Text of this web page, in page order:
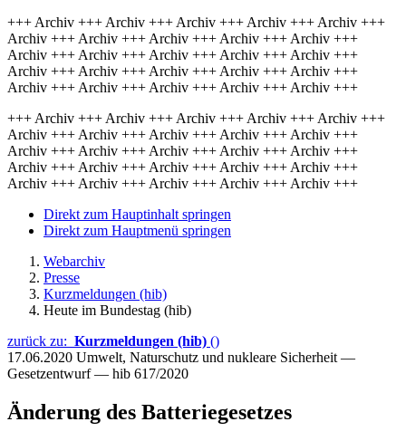
+++ Archiv +++ Archiv +++ Archiv +++ Archiv +++ Archiv +++
Archiv +++ Archiv +++ Archiv +++ Archiv +++ Archiv +++
Archiv +++ Archiv +++ Archiv +++ Archiv +++ Archiv +++
Archiv +++ Archiv +++ Archiv +++ Archiv +++ Archiv +++
Archiv +++ Archiv +++ Archiv +++ Archiv +++ Archiv +++
+++ Archiv +++ Archiv +++ Archiv +++ Archiv +++ Archiv +++
Archiv +++ Archiv +++ Archiv +++ Archiv +++ Archiv +++
Archiv +++ Archiv +++ Archiv +++ Archiv +++ Archiv +++
Archiv +++ Archiv +++ Archiv +++ Archiv +++ Archiv +++
Archiv +++ Archiv +++ Archiv +++ Archiv +++ Archiv +++
Direkt zum Hauptinhalt springen
Direkt zum Hauptmenü springen
Webarchiv
Presse
Kurzmeldungen (hib)
Heute im Bundestag (hib)
zurück zu: Kurzmeldungen (hib) ()
17.06.2020 Umwelt, Naturschutz und nukleare Sicherheit —
Gesetzentwurf — hib 617/2020
Änderung des Batteriegesetzes